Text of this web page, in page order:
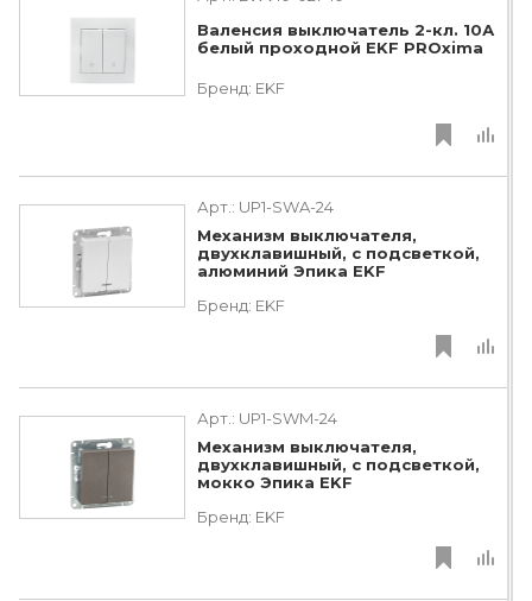
Валенсия выключатель 2-кл. 10А
белый проходной EKF PROxima
Бренд: EKF
Арт.: UP1-SWA-24
Механизм выключателя,
двухклавишный, с подсветкой,
алюминий Эпика EKF
Бренд: EKF
Арт.: UP1-SWM-24
Механизм выключателя,
двухклавишный, с подсветкой,
мокко Эпика EKF
Бренд: EKF